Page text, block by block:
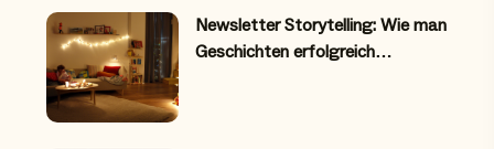
Newsletter Storytelling: Wie man
Geschichten erfolgreich…